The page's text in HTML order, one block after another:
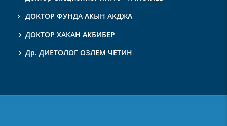
ДОКТОР ФУНДА АКЫН АКДЖА
ДОКТОР ХАКАН АКБИБЕР
Др. ДИЕТОЛОГ ОЗЛЕМ ЧЕТИН